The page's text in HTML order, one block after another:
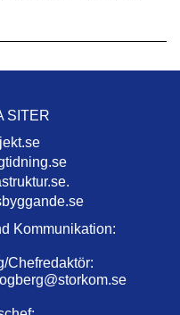
SITER
Kommunikation:
Chefredaktör: